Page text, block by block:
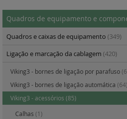
Quadros de equipamento e
Quadros e caixas de equipamento (349)
Ligação e marcação da cablagem (420)
Viking3 - bornes de ligação por parafuso
Viking3 - bornes de ligação automática (64)
Viking3 - acessórios (85)
Calhas (1)